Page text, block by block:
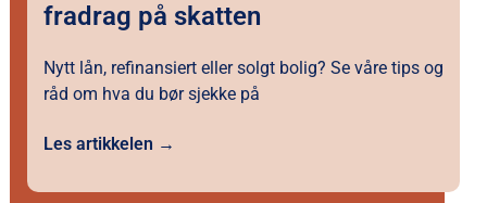
fradrag på skatten
Nytt lån, refinansiert eller solgt bolig? Se våre tips og
råd om hva du bør sjekke på
Les artikkelen →